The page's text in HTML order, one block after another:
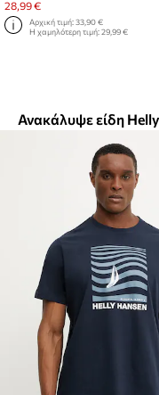
28,99 €
Αρχική τιμή:33,90 €
Η χαμηλότερη τιμή:29,99 €
Ανακάλυψε είδη